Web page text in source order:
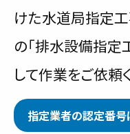
けた水道局指定工
の「排水設備指定
して作業をご依頼
指定業者の認定番号